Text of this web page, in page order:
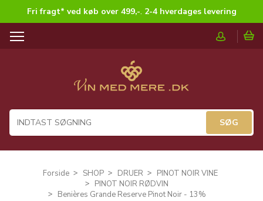
Fri fragt* ved køb over 499,-. 2-4 hverdages levering
T
a
i
Forside SHOP DRUER
PINOT NOIR VINE
PINOT NOIR RØDVIN
Benières Grande Reserve Pinot Noir - 13%